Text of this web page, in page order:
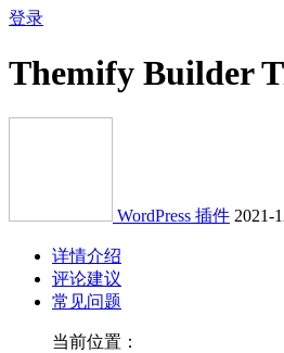
登录
Themify Builder
WordPress 插件 2021-
详情介绍
评论建议
常见问题
当前位置：